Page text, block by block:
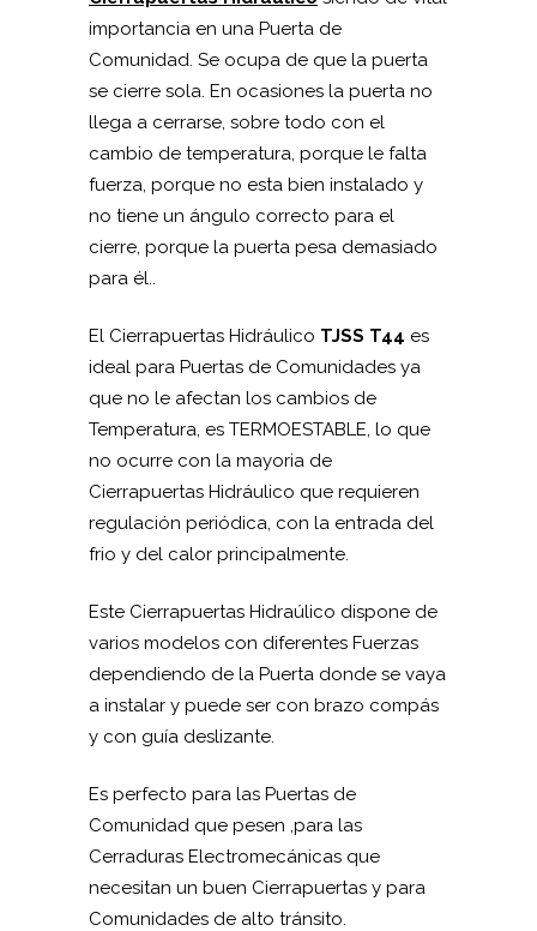
importancia en una Puerta de
Comunidad. Se ocupa de que la puerta
se cierre sola. En ocasiones la puerta no
llega a cerrarse, sobre todo con el
cambio de temperatura, porque le falta
fuerza, porque no esta bien instalado y
no tiene un ángulo correcto para el
cierre, porque la puerta pesa demasiado
para él..
El Cierrapuertas Hidráulico TJSS T44 es
ideal para Puertas de Comunidades ya
que no le afectan los cambios de
Temperatura, es TERMOESTABLE, lo que
no ocurre con la mayoria de
Cierrapuertas Hidráulico que requieren
regulación periódica, con la entrada del
frio y del calor principalmente.
Este Cierrapuertas Hidraúlico dispone de
varios modelos con diferentes Fuerzas
dependiendo de la Puerta donde se vaya
a instalar y puede ser con brazo compás
y con guía deslizante.
Es perfecto para las Puertas de
Comunidad que pesen ,para las
Cerraduras Electromecánicas que
necesitan un buen Cierrapuertas y para
Comunidades de alto tránsito.